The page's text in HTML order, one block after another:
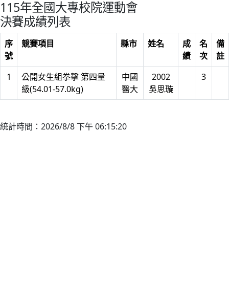
115年全國大專校院運動會
決賽成績列表
序
號
競賽項目 縣市 姓名
成
績
名
次
備
註
1
公開女生組拳擊 第四量
級(54.01-57.0kg)
中國
醫大
2002
吳思璇
3
統計時間：2026/8/8 下午 06:15:20